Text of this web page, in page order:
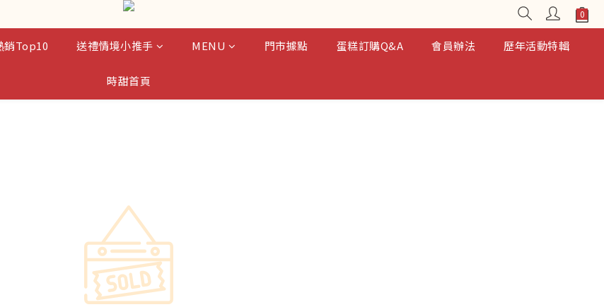
銷Top10 送禮情境小推手 MENU 門市據點 蛋糕訂購Q&A 會員辦法 歷年活動特輯
時甜首頁